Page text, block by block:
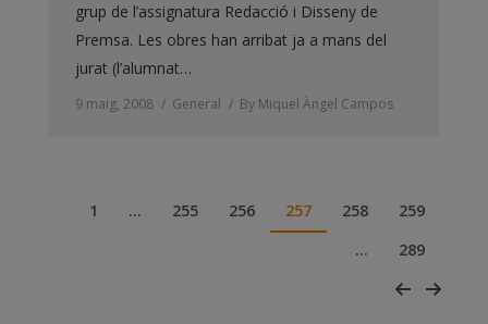
grup de l’assignatura Redacció i Disseny de
Premsa. Les obres han arribat ja a mans del
jurat (l’alumnat…
9 maig, 2008 General By Miquel Àngel Campos
1 … 255 256 257 258
259
…
289